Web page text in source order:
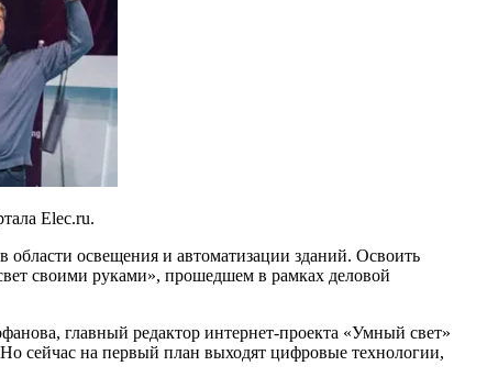
Elec.ru.
освещения и автоматизации зданий. Освоить
своими руками», прошедшем в рамках деловой
главный редактор интернет-проекта «Умный свет»
сейчас на первый план выходят цифровые технологии,